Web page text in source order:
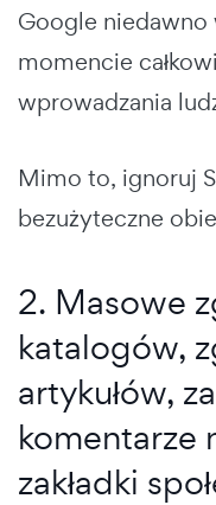
Google niedawno
momencie
wprowadzania
Mimo to, ignoruj
bezużyteczne
2. Masowe
katalogów,
artykułów,
komentarze
zakładki